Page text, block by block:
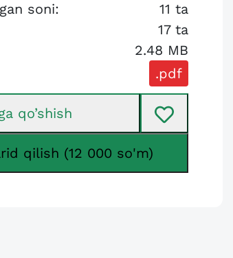
soni:
11 ta
17ta
2.48 MB
.pdf
qo’shish
qilish (12 000 so'm)